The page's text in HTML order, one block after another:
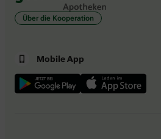
Über die Kooperation
Mobile App